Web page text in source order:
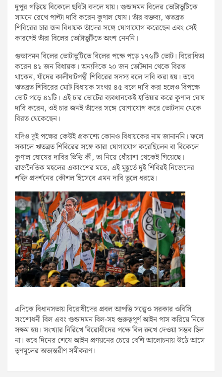
দুপুর গড়িয়ে বিকেলে ছবিটা বদলে যায়। গুন্ডাদমন বিলের ভোটাভুটিকে
সামনে রেখে পাল্টা দাবি করেন কুণাল ঘোষ। তাঁর বক্তব্য, ঋতব্রত
শিবিরের চার জন বিধায়ক তাঁদের সঙ্গে যোগাযোগ করেছেন এবং সেই
কারণেই তাঁরা বিলের ভোটাভুটিতে অংশ নেননি।
গুন্ডাদমন বিলের ভোটাভুটিতে বিলের পক্ষে পড়ে ১৭৬টি ভোট। বিরোধিতা
করেন ৪১ জন বিধায়ক। অন্যদিকে ২০ জন ভোটদান থেকে বিরত
থাকেন, যাঁদের কালীঘাটপন্থী শিবিরের সদস্য বলে দাবি করা হয়। তবে
ঋতব্রত শিবিরের মোট বিধায়ক সংখ্যা ৪৫ বলে দাবি করা হলেও বিপক্ষে
ভোট পড়ে ৪১টি। এই চার ভোটের ব্যবধানকেই হাতিয়ার করে কুণাল ঘোষ
দাবি করেন, ওই চার জনই তাঁদের সঙ্গে যোগাযোগ করে ভোটদান থেকে
বিরত থেকেছেন।
যদিও দুই পক্ষের কেউই প্রকাশ্যে কোনও বিধায়কের নাম জানাননি। ফলে
সকালে ঋতব্রত শিবিরের সঙ্গে কারা যোগাযোগ করেছিলেন বা বিকেলে
কুণাল ঘোষের দাবির ভিত্তি কী, তা নিয়ে ধোঁয়াশা থেকেই গিয়েছে।
রাজনৈতিক মহলের একাংশের মতে, এই মুহূর্তে দুই শিবিরই নিজেদের
শক্তি প্রদর্শনের কৌশল হিসেবে এমন দাবি তুলে ধরছে।
এদিকে বিধানসভায় বিরোধীদের প্রবল আপত্তি সত্ত্বেও সরকার ওবিসি
সংশোধনী বিল এবং গুন্ডাদমন বিল-সহ গুরুত্বপূর্ণ আইন পাস করিয়ে নিতে
সক্ষম হয়। সংখ্যার নিরিখে বিরোধীদের পক্ষে বিল রুখে দেওয়া সম্ভব ছিল
না। তবে দিনের শেষে আইন প্রণয়নের চেয়ে বেশি আলোচনায় উঠে আসে
তৃণমূলের অভ্যন্তরীণ সমীকরণ।